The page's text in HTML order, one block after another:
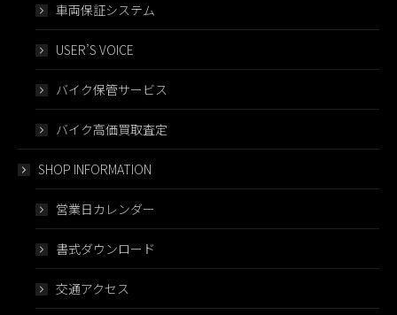
車両保証システム
USER’S VOICE
バイク保管サービス
バイク高価買取査定
SHOP INFORMATION
営業日カレンダー
書式ダウンロード
交通アクセス